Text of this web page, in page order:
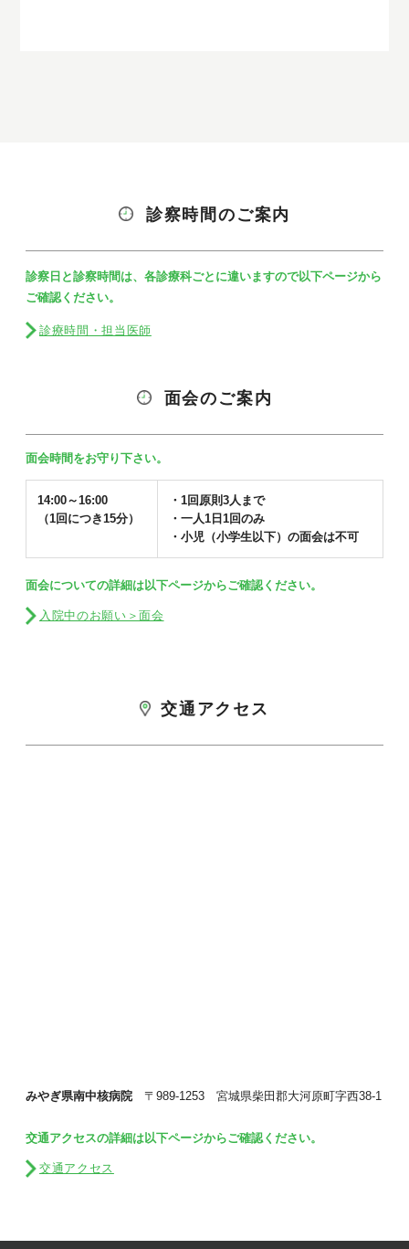
診察時間のご案内
診察日と診察時間は、各診療科ごとに違いますので以下ページから
ご確認ください。
診療時間・担当医師
面会のご案内
面会時間をお守り下さい。
14:00～16:00
（1回につき15分）
・1回原則3人まで
・一人1日1回のみ
・小児（小学生以下）の面会は不可
面会についての詳細は以下ページからご確認ください。
入院中のお願い＞面会
交通アクセス
みやぎ県南中核病院 〒989-1253 宮城県柴田郡大河原町字西38-1
交通アクセスの詳細は以下ページからご確認ください。
交通アクセス